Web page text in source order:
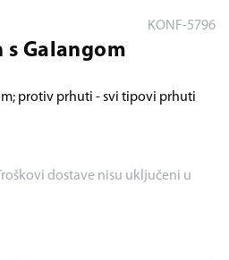
KONF-5796
s Galangom
protiv prhuti - svi tipovi prhuti
dostave nisu uključeni u